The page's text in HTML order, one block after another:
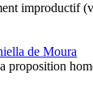
improductif
de Moura
proposition